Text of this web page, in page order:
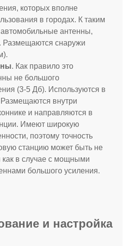
которых вполне
в городах. К таким
антенны,
Размещаются снаружи
. Как правило это
не большого
(3-5 Дб). Используются в
Размещаются внутри
и направляются в
Имеют широкую
поэтому точность
станцию может быть не
как в случае с мощными
большого усиления.
и настройка